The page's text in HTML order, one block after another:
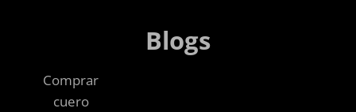
Blogs
Comprar
cuero